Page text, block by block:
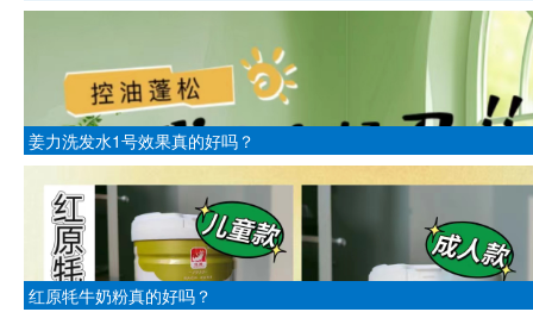
姜力洗发水1号效果真的好吗？
红原牦牛奶粉真的好吗？